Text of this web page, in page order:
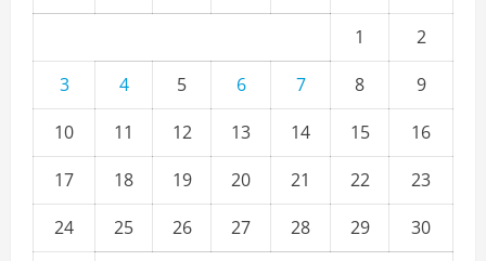
1
2
3
4 5 6 7 8
9
10
11 12 13 14 15
16
17
18 19 20 21 22
23
24
25 26 27 28 29
30